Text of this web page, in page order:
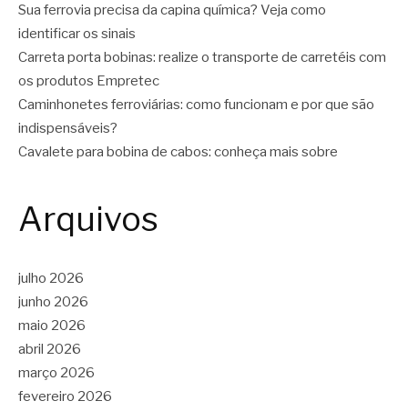
Sua ferrovia precisa da capina química? Veja como
identificar os sinais
Carreta porta bobinas: realize o transporte de carretéis com
os produtos Empretec
Caminhonetes ferroviárias: como funcionam e por que são
indispensáveis?
Cavalete para bobina de cabos: conheça mais sobre
Arquivos
julho 2026
junho 2026
maio 2026
abril 2026
março 2026
fevereiro 2026